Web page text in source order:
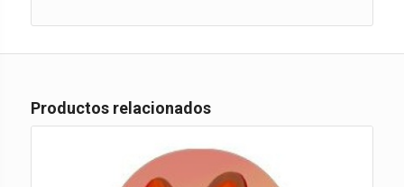
Productos relacionados